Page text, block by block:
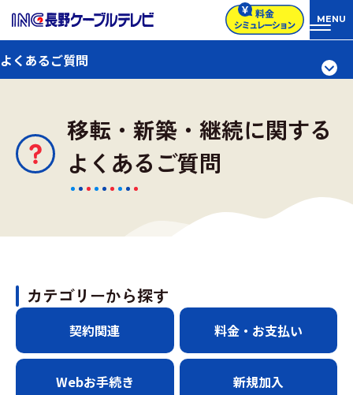
移転・新築・継続に関する
よくあるご質問
カテゴリーから探す
契約関連 料金・お支払い
Webお手続き 新規加入
よくあるご質問